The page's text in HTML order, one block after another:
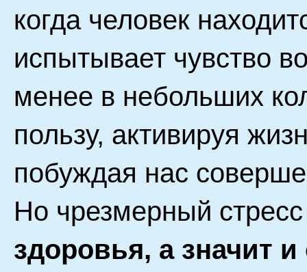
когда человек
испытывает чувство
менее в небольших
пользу, активируя
побуждая нас
Но чрезмерный
здоровья, а значит